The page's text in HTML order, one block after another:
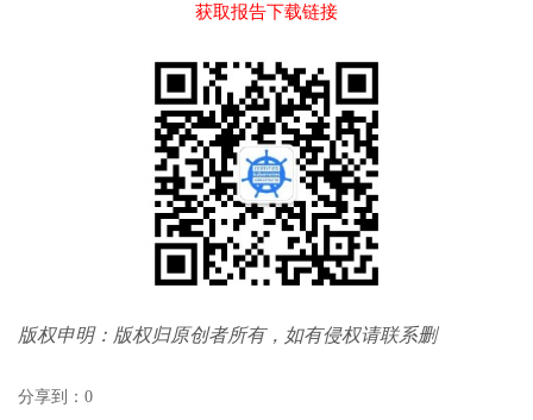
获取报告下载链接
版权申明：版权归原创者所有，如有侵权请联系删
分享到： 0